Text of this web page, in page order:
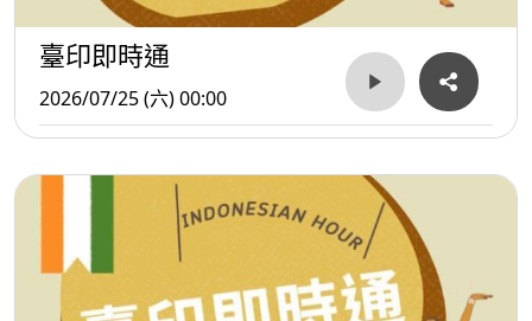
臺印即時通
2026/07/25 (六) 00:00